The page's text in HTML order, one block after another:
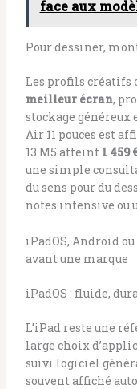
face aux
Pour dessiner,
Les profils créatifs
meilleur écran,
stockage généreux
Air 11 pouces est
13 M5 atteint 1 459
une simple
du sens pour du
notes intensive ou
iPadOS, Android
avant une marque
iPadOS : fluide,
L’iPad reste une
large choix
suivi logiciel
souvent affiché